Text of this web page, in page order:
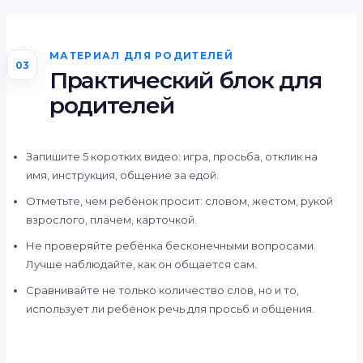
03
МАТЕРИАЛ ДЛЯ РОДИТЕЛЕЙ
Практический блок для
родителей
Запишите 5 коротких видео: игра, просьба, отклик на
имя, инструкция, общение за едой.
Отметьте, чем ребёнок просит: словом, жестом, рукой
взрослого, плачем, карточкой.
Не проверяйте ребёнка бесконечными вопросами.
Лучше наблюдайте, как он общается сам.
Сравнивайте не только количество слов, но и то,
использует ли ребёнок речь для просьб и общения.